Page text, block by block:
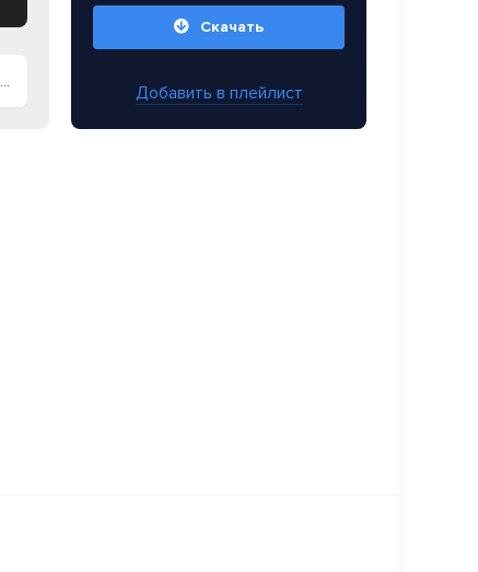
Скачать
Добавить в плейлист